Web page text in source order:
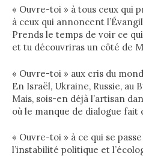
« Ouvre-toi » à tous ceux qui
à ceux qui annoncent
Prends le temps de voir ce
et tu découvriras un côté de
« Ouvre-toi » aux cris du
En Israël, Ukraine, Russie, au
Mais, sois-en déjà l’artisan
où le manque de dialogue
« Ouvre-toi » à ce qui se
l’instabilité politique et